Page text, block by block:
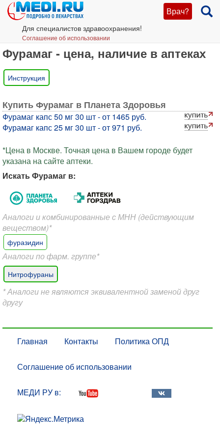
Врач?
Для специалистов здравоохранения!
Соглашение об использовании
Фурамаг - цена, наличие в аптеках
Инструкция
Купить Фурамаг в Планета Здоровья
Фурамаг капс 50 мг 30 шт - от 1465 руб.
Фурамаг капс 25 мг 30 шт - от 971 руб.
*Цена в Москве. Точная цена в Вашем городе будет
указана на сайте аптеки.
Искать Фурамаг в:
Аналоги и комбинированные с МНН (действующим
веществом)*
фуразидин
Аналоги по фарм. группе*
Нитрофураны
* Аналоги не являются эквивалентной заменой друг
другу
Главная Контакты Политика ОПД
Соглашение об использовании
МЕДИ РУ в: